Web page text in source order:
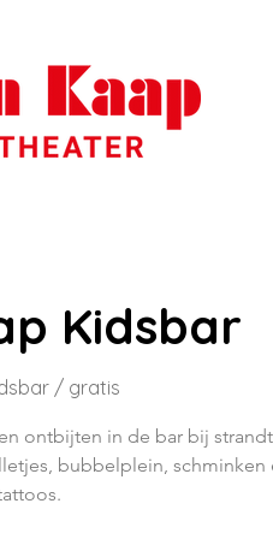
Kidsbar
/ gratis
ontbijten in de bar bij
bubbelplein, schminken